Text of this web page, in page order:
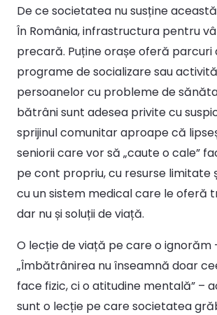
De ce societatea nu susține
În România, infrastructura pentru
precară. Puține orașe oferă parcuri
programe de socializare sau
persoanelor cu probleme de
bătrâni sunt adesea privite cu
sprijinul comunitar aproape că
seniorii care vor să „caute o cale”
pe cont propriu, cu resurse limitate
cu un sistem medical care le oferă
dar nu și soluții de viață.
O lecție de viață pe care o ignorăm
„Îmbătrânirea nu înseamnă doar
face fizic, ci o atitudine mentală” –
sunt o lecție pe care societatea